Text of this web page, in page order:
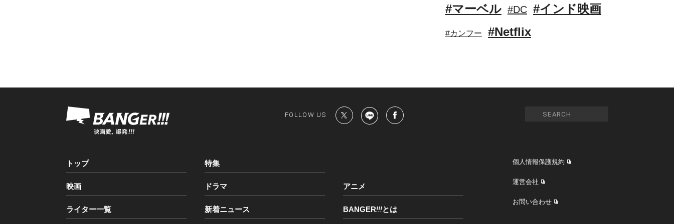
#マーベル #DC #インド映画
#カンフー #Netflix
FOLLOW US
トップ 特集
映画 ドラマ アニメ
ライター一覧 新着ニュース BANGER!!!とは
個人情報保護規約
運営会社
お問い合わせ